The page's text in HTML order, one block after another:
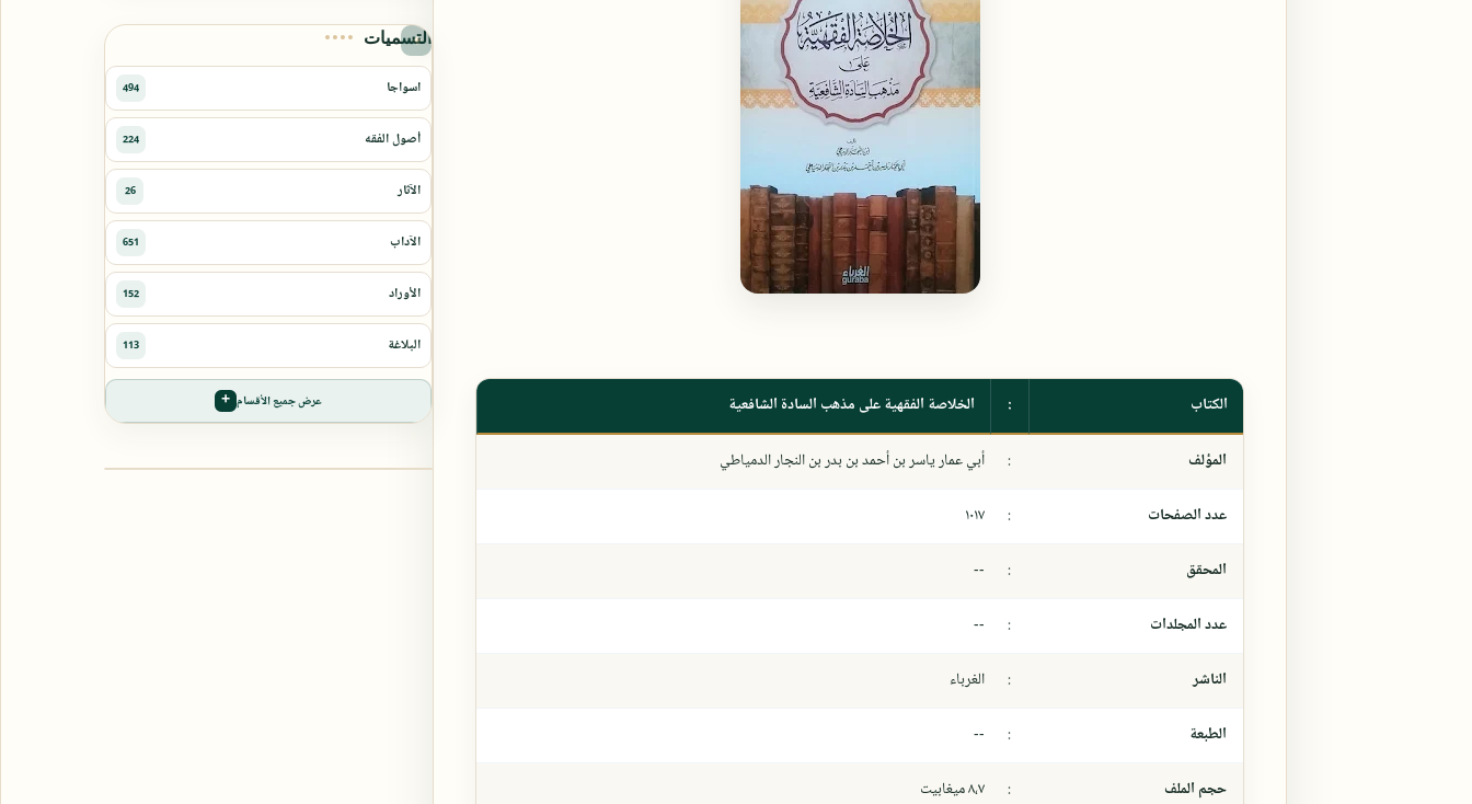
الكتاب : الخلاصة الفقهية على مذهب السادة الشافعية
المؤلف : أبي عمار ياسر بن أحمد بن بدر بن النجار الدمياطي
عدد الصفحات : ١٠١٧
المحقق :
--
عدد المجلدات :
--
الناشر : الغرباء
الطبعة :
--
حجم الملف : ٨،٧ ميغابيت
التسميات
عرض جميع الأقسام